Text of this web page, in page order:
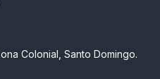
Colonial, Santo Domingo.